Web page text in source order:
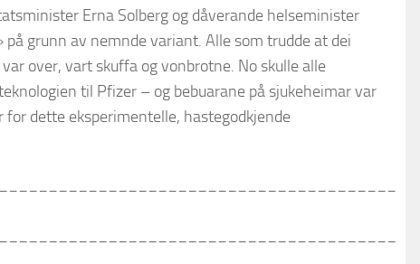
Erna Solberg og dåverande helseminister
på grunn av nemnde variant. Alle som trudde at dei
over, vart skuffa og vonbrotne. No skulle alle
til Pfizer – og bebuarane på sjukeheimar var
dette eksperimentelle, hastegodkjende